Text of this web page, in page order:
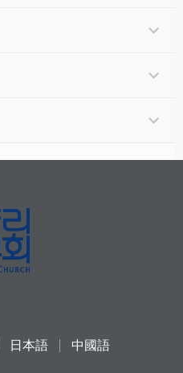
日本語 中國語